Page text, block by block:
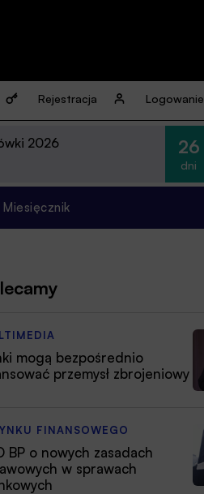
Rejestracja Logowanie
2026 26
dni
Miesięcznik
mogą bezpośrednio
przemysł zbrojeniowy
FINANSOWEGO
BP o nowych zasadach
w sprawach